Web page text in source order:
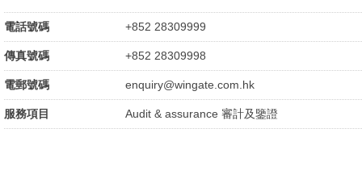
電話號碼 +852 28309999
傳真號碼 +852 28309998
電郵號碼 enquiry@wingate.com.hk
服務項目 Audit & assurance 審計及鑒證